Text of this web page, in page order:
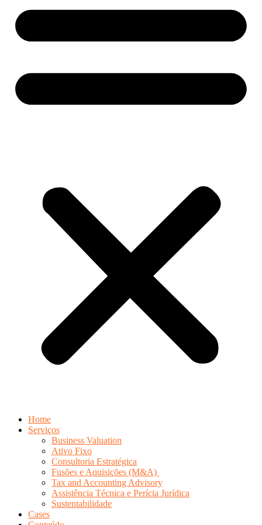
Home
Serviços
Business Valuation
Ativo Fixo
Consultoria Estratégica
Fusões e Aquisições (M&A)
Tax and Accounting Advisory
Assistência Técnica e Perícia Jurídica
Sustentabilidade
Cases